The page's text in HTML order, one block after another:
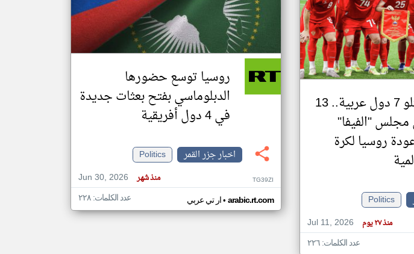
تغيير الدولة
اخبار جزر القمر على مدار الساعة
أهم اخبار جزر القمر العاجلة والمباشرة
بينهم ممثلو 7 دول عربية.. 13
"الفيفا"
روسيا لكرة
Politics
Jul 11, 2026
منذ ٢٧ يوم
عدد الكلمات: ٢٢٦
روسيا توسع حضورها
الدبلوماسي بفتح بعثات جديدة
في 4 دول أفريقية
اخبار جزر القمر
Politics
Jun 30, 2026
منذ شهر TG39ZI
ار تي عربي• arabic.rt.com عدد الكلمات: ٢٢٨
klyoum.com